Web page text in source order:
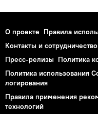
О проекте Правила
Контакты и сотрудничество
Пресс-релизы Политика
Политика использования
логирования
Правила применения
технологий